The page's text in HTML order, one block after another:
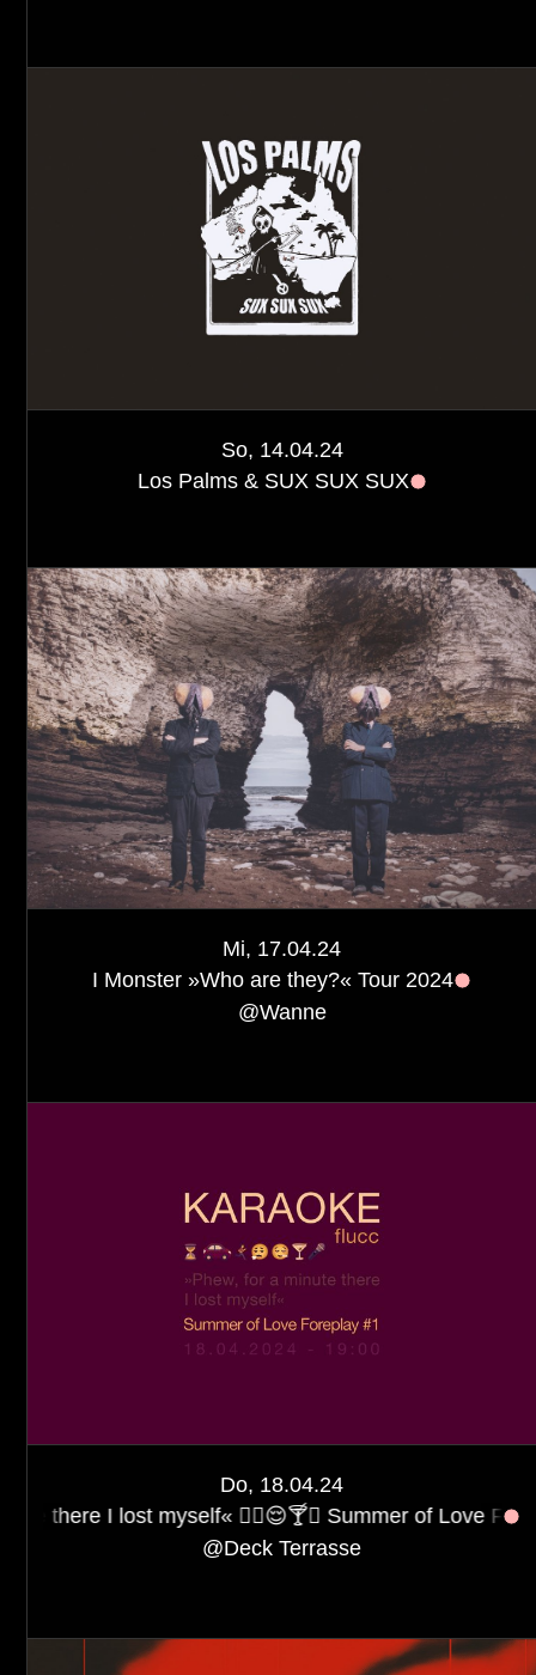
So, 14.04.24
Los Palms & SUX SUX SUX
Mi, 17.04.24
I Monster »Who are they?« Tour 2024
@Wanne
Do, 18.04.24
😮‍💨😌🍸🎤 Summer of Love Foreplay #1
@Deck Terrasse